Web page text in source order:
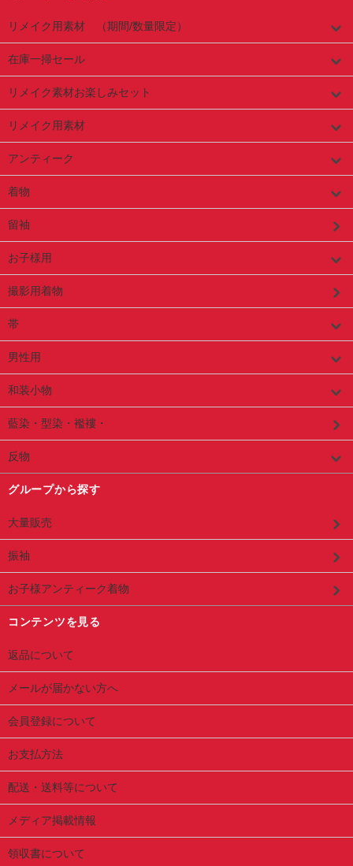
リメイク用素材 （期間/数量限定）
在庫一掃セール
リメイク素材お楽しみセット
リメイク用素材
アンティーク
着物
留袖
お子様用
撮影用着物
帯
男性用
和装小物
藍染・型染・襤褸・
反物
グループから探す
大量販売
振袖
お子様アンティーク着物
コンテンツを見る
返品について
メールが届かない方へ
会員登録について
お支払方法
配送・送料等について
メディア掲載情報
領収書について